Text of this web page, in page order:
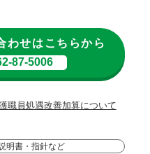
わせはこちらから
87-5006
職員処遇改善加算について
明書・指針など